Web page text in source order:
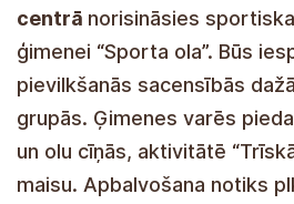
centrā norisināsies
ģimenei “Sporta ola”. Būs
pievilkšanās sacensībās
grupās. Ģimenes varēs
un olu cīņās, aktivitātē
maisu. Apbalvošana notiks